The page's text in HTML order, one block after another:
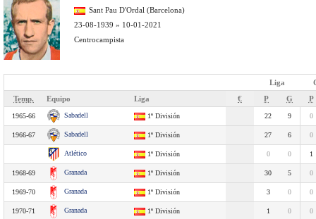
Sant Pau D'Ordal (Barcelona)
23-08-1939 » 10-01-2021
Centrocampista
Liga
Temp.
Equipo Liga € P G P
1965-66 Sabadell 1ª División 22 9 0
1966-67 Sabadell 1ª División 27 6 0
Atlético 1ª División 0 0 1
1968-69 Granada 1ª División 30 5 0
1969-70 Granada 1ª División 3 0 0
1970-71 Granada 1ª División 1 0 0